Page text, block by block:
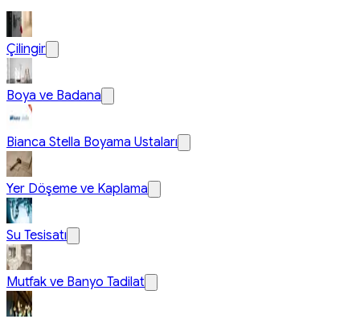
Çilingir
Boya ve Badana
Bianca Stella Boyama Ustaları
Yer Döşeme ve Kaplama
Su Tesisatı
Mutfak ve Banyo Tadilat